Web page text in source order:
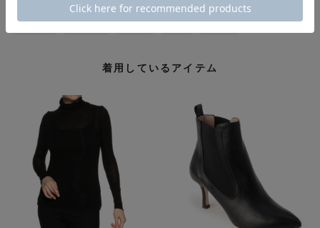
バーニーズ ニューヨーク横浜店 大人カジュアル
着用しているアイテム